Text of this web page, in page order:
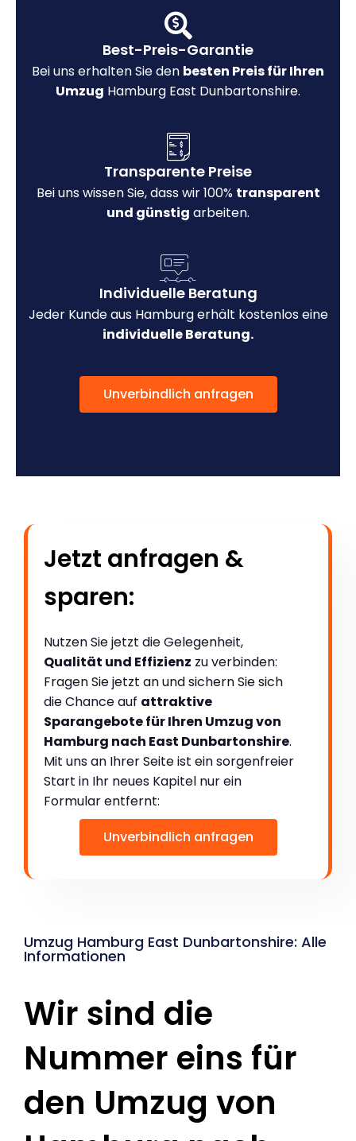
Best-Preis-Garantie
Bei uns erhalten Sie den besten Preis für Ihren
Umzug Hamburg East Dunbartonshire.
Transparente Preise
Bei uns wissen Sie, dass wir 100% transparent
und günstig arbeiten.
Individuelle Beratung
Jeder Kunde aus Hamburg erhält kostenlos eine
individuelle Beratung.
Unverbindlich anfragen
Jetzt anfragen &
sparen:
Nutzen Sie jetzt die Gelegenheit,
Qualität und Effizienz zu verbinden:
Fragen Sie jetzt an und sichern Sie sich
die Chance auf attraktive
Sparangebote für Ihren Umzug von
Hamburg nach East Dunbartonshire.
Mit uns an Ihrer Seite ist ein sorgenfreier
Start in Ihr neues Kapitel nur ein
Formular entfernt:
Unverbindlich anfragen
Umzug Hamburg East Dunbartonshire: Alle
Informationen
Wir sind die
Nummer eins für
den Umzug von